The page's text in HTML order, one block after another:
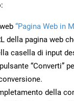
“Pagina Web in
della pagina web
casella di input
“Converti”
della